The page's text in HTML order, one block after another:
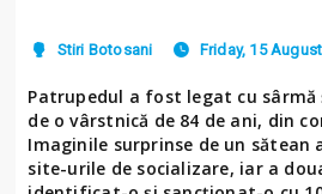
Stiri Botosani Friday, 15
Patrupedul a fost legat cu
de o vârstnică de 84 de ani, din
Imaginile surprinse de un sătean
site-urile de socializare, iar a